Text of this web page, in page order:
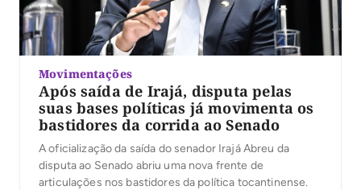
Movimentações
Após saída de Irajá, disputa pelas
suas bases políticas já movimenta os
bastidores da corrida ao Senado
A oficialização da saída do senador Irajá Abreu da
disputa ao Senado abriu uma nova frente de
articulações nos bastidores da política tocantinense.